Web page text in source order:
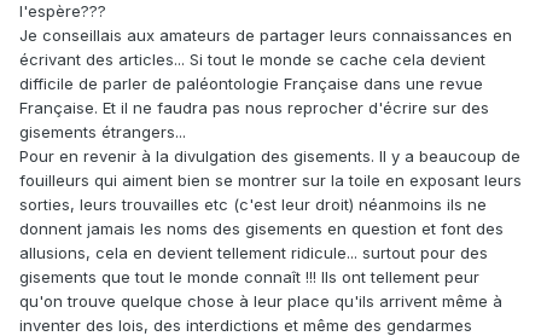
l'espère???
Je conseillais aux amateurs de partager leurs connaissances en
écrivant des articles... Si tout le monde se cache cela devient
difficile de parler de paléontologie Française dans une revue
Française. Et il ne faudra pas nous reprocher d'écrire sur des
gisements étrangers...
Pour en revenir à la divulgation des gisements. Il y a beaucoup de
fouilleurs qui aiment bien se montrer sur la toile en exposant leurs
sorties, leurs trouvailles etc (c'est leur droit) néanmoins ils ne
donnent jamais les noms des gisements en question et font des
allusions, cela en devient tellement ridicule... surtout pour des
gisements que tout le monde connaît !!! Ils ont tellement peur
qu'on trouve quelque chose à leur place qu'ils arrivent même à
inventer des lois, des interdictions et même des gendarmes